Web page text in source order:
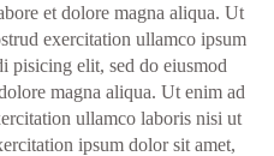
et dolore magna aliqua. Ut
exercitation ullamco ipsum
pisicing elit, sed do eiusmod
magna aliqua. Ut enim ad
ullamco laboris nisi ut
ipsum dolor sit amet,